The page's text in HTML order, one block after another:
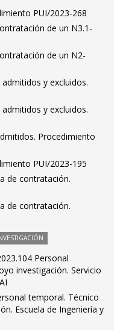
PUI/2023-268
de un N3.1-
de un N2-
y excluidos.
y excluidos.
Procedimiento
PUI/2023-195
de contratación.
de contratación.
Personal
investigación. Servicio
temporal. Técnico
Escuela de Ingeniería y